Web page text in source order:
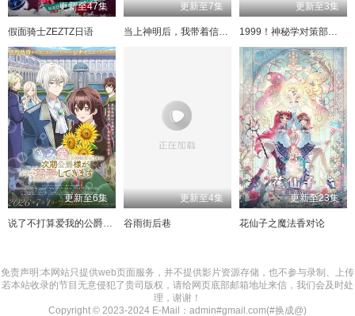
更新至47集
假面骑士ZEZTZ日语
更新至7集
当上神明后，我带着信徒干翻了废土
更新至3集
1999！神秘学对策部中配版
更新至6集
说了不打算爱我的公爵继承人不知为何对我宠爱有加
更新至4集
谷雨街后巷
更新至23集
花仙子之魔法香对论
免责声明:本网站只提供web页面服务，并不提供影片资源存储，也不参与录制、上传
若本站收录的节目无意侵犯了贵司版权，请给网页底部邮箱地址来信，我们会及时处
理，谢谢！
Copyright © 2023-2024 E-Mail：admin#gmail.com(#换成@)